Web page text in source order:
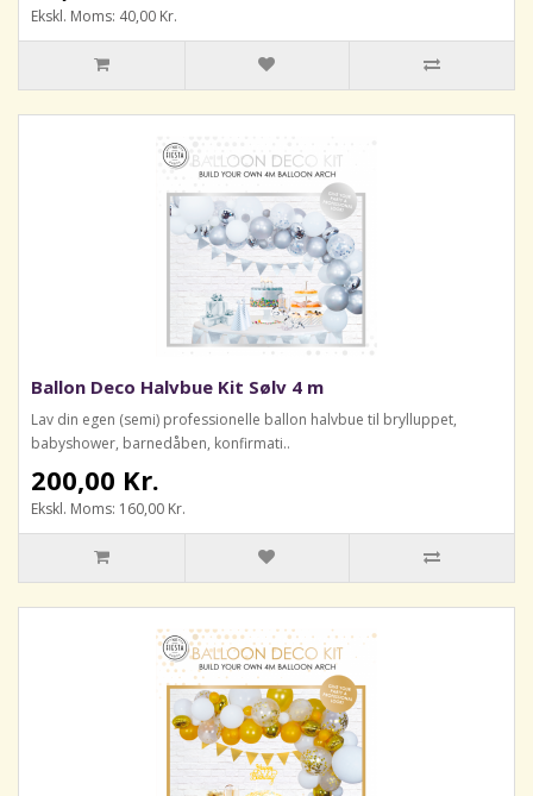
Ekskl. Moms: 40,00 Kr.
Ballon Deco Halvbue Kit Sølv 4 m
Lav din egen (semi) professionelle ballon halvbue til brylluppet,
babyshower, barnedåben, konfirmati..
200,00 Kr.
Ekskl. Moms: 160,00 Kr.